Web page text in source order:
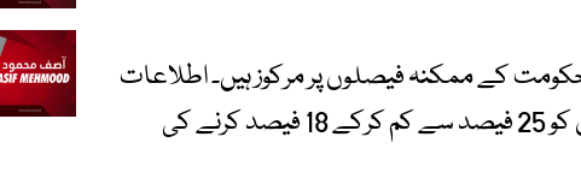
کے ممکنہ فیصلوں پر مرکوز ہیں۔ اطلاعات
کے مطابق حکومت موبائل فونز پر عائد ٹیکسوں کو 25 فیصد سے کم کرکے 18 فیصد کرنے کی